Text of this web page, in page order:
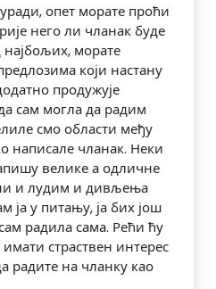
опет морате проћи
него ли чланак буде
морате
који настану
продужује
сам могла да радим
смо области међу
написале чланак. Неки
велике а одличне
и лудим и дивљења
ја у питању, ја бих још
радила сама. Рећи ћу
страствен интерес
радите на чланку као